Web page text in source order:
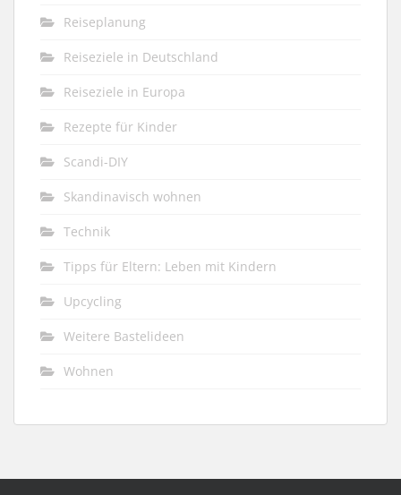
Reiseplanung
Reiseziele in Deutschland
Reiseziele in Europa
Rezepte für Kinder
Scandi-DIY
Skandinavisch wohnen
Technik
Tipps für Eltern: Leben mit Kindern
Upcycling
Weitere Bastelideen
Wohnen